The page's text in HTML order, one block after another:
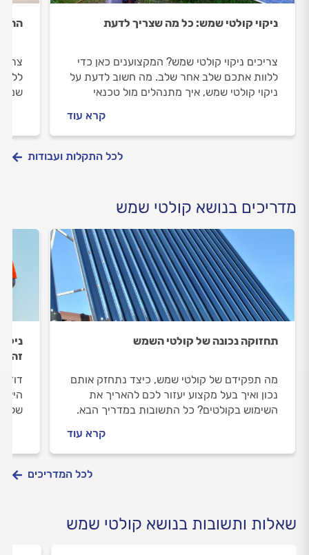
ניקוי קולטי שמש: כל מה שצריך לדעת
צריכים ניקוי קולטי שמש? המקצוענים כאן כדי
ללוות אתכם שלב אחר שלב. מה חשוב לדעת על
ניקוי קולטי שמש, איך מתנהלים מול טכנאי
קרא עוד
שמש,
לכל התקלות ועבודות
מדריכים בנושא קולטי שמש
תחזוקה נכונה של קולטי השמש
מה תפקידם של קולטי שמש, כיצד נתחזק אותם
נכון ואיך בעל מקצוע יעזור לכם להאריך את
השימוש בקולטים? כל התשובות במדריך הבא.
קרא עוד
זה?
דוד
היא
של
לכל המדריכים
שאלות ותשובות בנושא קולטי שמש